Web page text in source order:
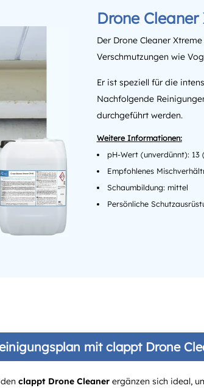
Drone Cleaner
Der Drone Cleaner
Verschmutzungen wie
Er ist speziell für die
Nachfolgende
durchgeführt werden.
pH-Wert (unverdünnt): 13
Empfohlenes
Schaumbildung: mittel
Persönliche
mit clappt Drone
clappt Drone Cleanerergänzen sich ideal,